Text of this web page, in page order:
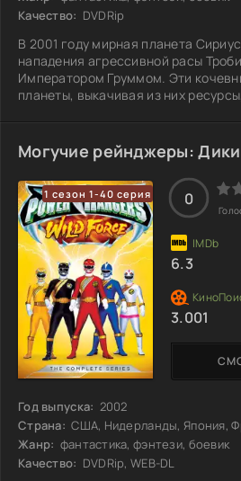
Качество: DVDRip
В 2001 году мирная планета
нападения агрессивной расы
Императором Груммом. Эти
планеты, выкачивая из них
гуманоидными существами,
битва была проиграна.
оказался Догги Крюгер, который
и вскоре основал в Нью-Тек-Сити
Космического патруля Дельта —
Могучие рейнджеры:
1 сезон 1-40 серия
Год выпуска: 2002
Страна: США, Нидерланды, Япония,
Жанр: фантастика, фэнтези, боевик
Качество: DVDRip, WEB-DL
0
6.3
3.001